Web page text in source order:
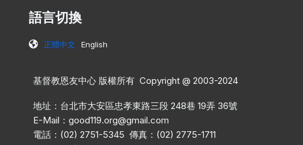
語言切換
正體中文 English
基督教恩友中心 版權所有 Copyright @ 2003-2024
地址：台北市大安區忠孝東路三段 248巷 19弄 36號
E-Mail： good119.org@gmail.com
電話：(02) 2751-5345 傳真：(02) 2775-1711